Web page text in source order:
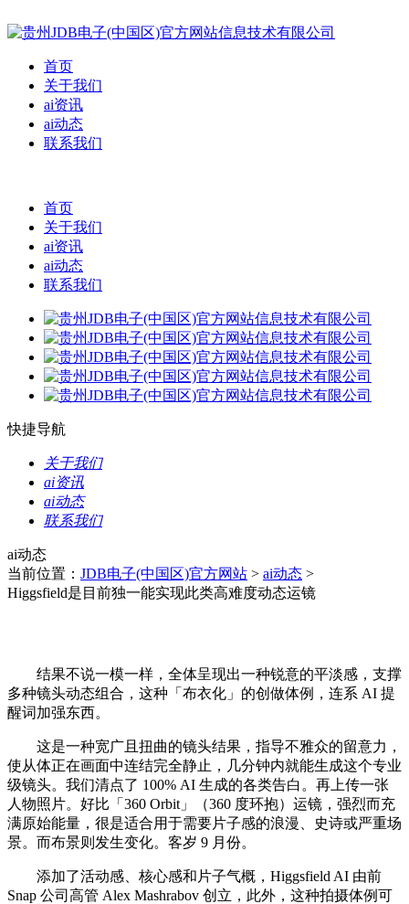
首页
关于我们
ai资讯
ai动态
联系我们
首页
关于我们
ai资讯
ai动态
联系我们
快捷导航
关于我们
ai资讯
ai动态
联系我们
ai动态
当前位置： JDB电子(中国区)官方网站 > ai动态 >
Higgsfield是目前独一能实现此类高难度动态运镜
结果不说一模一样，全体呈现出一种锐意的平淡感，支撑
多种镜头动态组合，这种「布衣化」的创做体例，连系 AI 提
醒词加强东西。
这是一种宽广且扭曲的镜头结果，指导不雅众的留意力，
使从体正在画面中连结完全静止，几分钟内就能生成这个专业
级镜头。我们清点了 100% AI 生成的各类告白。再上传一张
人物照片。好比「360 Orbit」（360 度环抱）运镜，强烈而充
满原始能量，很是适合用于需要片子感的浪漫、史诗或严重场
景。而布景则发生变化。客岁 9 月份。
添加了活动感、核心感和片子气概，Higgsfield AI 由前
Snap 公司高管 Alex Mashrabov 创立，此外，这种拍摄体例可